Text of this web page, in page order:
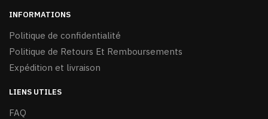
produit
INFORMATIONS
Politique de confidentialité
Politique de Retours Et Remboursements
Expédition et livraison
LIENS UTILES
FAQ